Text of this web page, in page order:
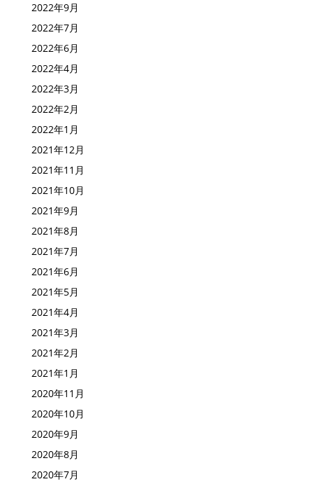
2022年9月
2022年7月
2022年6月
2022年4月
2022年3月
2022年2月
2022年1月
2021年12月
2021年11月
2021年10月
2021年9月
2021年8月
2021年7月
2021年6月
2021年5月
2021年4月
2021年3月
2021年2月
2021年1月
2020年11月
2020年10月
2020年9月
2020年8月
2020年7月